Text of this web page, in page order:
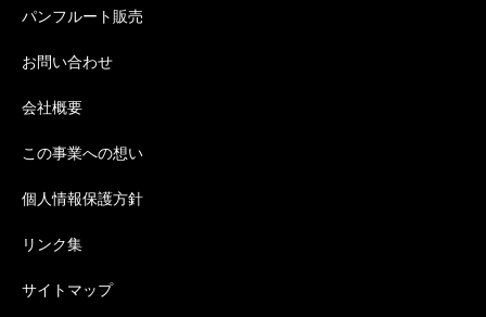
パンフルート販売
お問い合わせ
会社概要
この事業への想い
個人情報保護方針
リンク集
サイトマップ